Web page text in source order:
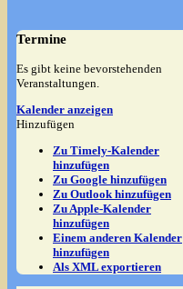
Termine
Es gibt keine bevorstehenden
Veranstaltungen.
Kalender anzeigen
Hinzufügen
Zu Timely-Kalender
hinzufügen
Zu Google hinzufügen
Zu Outlook hinzufügen
Zu Apple-Kalender
hinzufügen
Einem anderen Kalender
hinzufügen
Als XML exportieren